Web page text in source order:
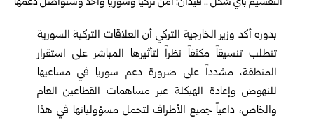
بدوره أكد وزير الخارجية التركي أن العلاقات التركية السورية
تتطلب تنسيقاً مكثفاً نظراً لتأثيرها المباشر على استقرار
المنطقة، مشدداً على ضرورة دعم سوريا في مساعيها
للنهوض وإعادة الهيكلة عبر مساهمات القطاعين العام
والخاص، داعياً جميع الأطراف لتحمل مسؤولياتها في هذا